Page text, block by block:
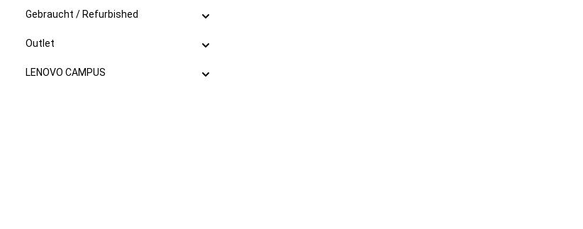
Gebraucht / Refurbished
Outlet
LENOVO CAMPUS